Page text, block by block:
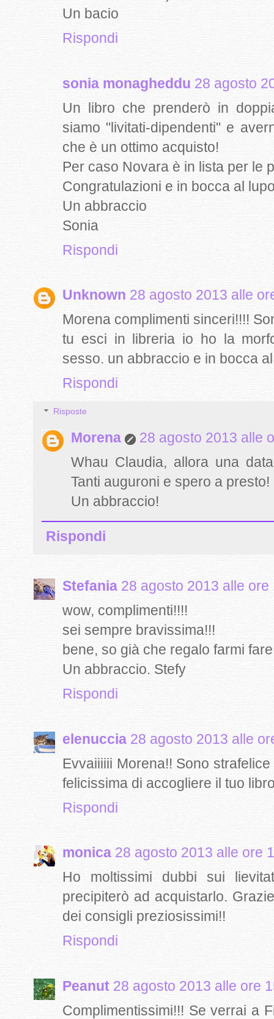
Un bacio
Rispondi
sonia monagheddu 28 agosto
Un libro che prenderò in
siamo "livitati-dipendenti" e
che è un ottimo acquisto!
Per caso Novara è in lista per le
Congratulazioni e in bocca al
Un abbraccio
Sonia
Rispondi
Unknown 28 agosto 2013 alle
Morena complimenti sinceri!!!!
tu esci in libreria io ho la
sesso. un abbraccio e in bocca
Rispondi
Risposte
Morena
28 agosto 2013 alle
Whau Claudia, allora una
Tanti auguroni e spero a presto!
Un abbraccio!
Rispondi
Stefania 28 agosto 2013 alle ore
wow, complimenti!!!!
sei sempre bravissima!!!
bene, so già che regalo farmi
Un abbraccio. Stefy
Rispondi
elenuccia 28 agosto 2013 alle
Evvaiiiiii Morena!! Sono
felicissima di accogliere il tuo
Rispondi
monica 28 agosto 2013 alle ore
Ho moltissimi dubbi sui
precipiterò ad acquistarlo.
dei consigli preziosissimi!!
Rispondi
Peanut 28 agosto 2013 alle ore
Complimentissimi!!! Se verrai a